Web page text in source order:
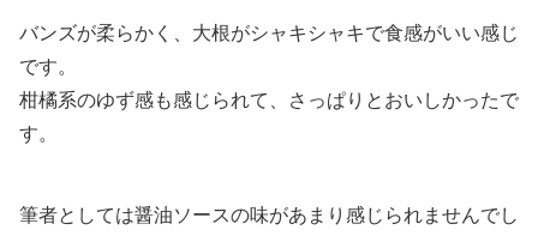
バンズが柔らかく、大根がシャキシャキで食感がいい感じ
です。
柑橘系のゆず感も感じられて、さっぱりとおいしかったで
す。
筆者としては醤油ソースの味があまり感じられませんでし